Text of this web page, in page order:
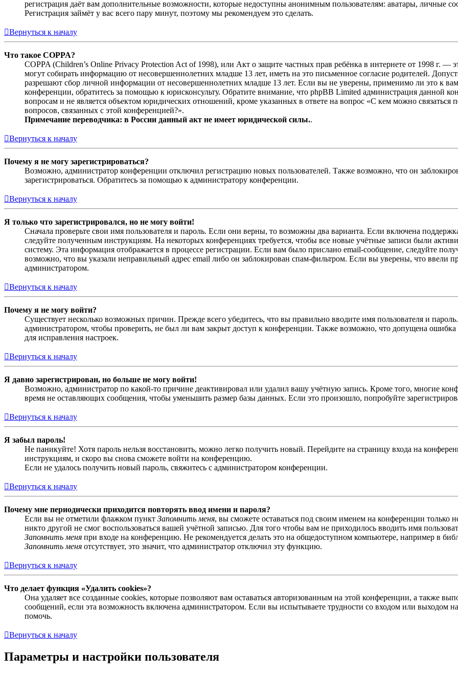
регистрация даёт вам дополнительные возможности, которые недоступны анонимным пользователям: аватары, личные
Регистрация займёт у вас всего пару минут, поэтому мы рекомендуем это сделать.
Вернуться к началу
Что такое COPPA?
COPPA (Children’s Online Privacy Protection Act of 1998), или Акт о защите частных прав ребёнка в интернете от 1998 г.
могут собирать информацию от несовершеннолетних младше 13 лет, иметь на это письменное согласие родителей.
разрешают сбор личной информации от несовершеннолетних младше 13 лет. Если вы не уверены, применимо ли это к
конференции, обратитесь за помощью к юрисконсульту. Обратите внимание, что phpBB Limited администрация данной
вопросам и не является объектом юридических отношений, кроме указанных в ответе на вопрос «С кем можно связаться
вопросов, связанных с этой конференцией?».
Примечание переводчика: в России данный акт не имеет юридической силы..
Вернуться к началу
Почему я не могу зарегистрироваться?
Возможно, администратор конференции отключил регистрацию новых пользователей. Также возможно, что он
зарегистрироваться. Обратитесь за помощью к администратору конференции.
Вернуться к началу
Я только что зарегистрировался, но не могу войти!
Сначала проверьте свои имя пользователя и пароль. Если они верны, то возможны два варианта. Если включена
следуйте полученным инструкциям. На некоторых конференциях требуется, чтобы все новые учётные записи были
систему. Эта информация отображается в процессе регистрации. Если вам было прислано email-сообщение, следуйте
возможно, что вы указали неправильный адрес email либо он заблокирован спам-фильтром. Если вы уверены, что ввели
администратором.
Вернуться к началу
Почему я не могу войти?
Существует несколько возможных причин. Прежде всего убедитесь, что вы правильно вводите имя пользователя и
администратором, чтобы проверить, не был ли вам закрыт доступ к конференции. Также возможно, что допущена
для исправления настроек.
Вернуться к началу
Я давно зарегистрирован, но больше не могу войти!
Возможно, администратор по какой-то причине деактивировал или удалил вашу учётную запись. Кроме того, многие
время не оставляющих сообщения, чтобы уменьшить размер базы данных. Если это произошло, попробуйте
Вернуться к началу
Я забыл пароль!
Не паникуйте! Хотя пароль нельзя восстановить, можно легко получить новый. Перейдите на страницу входа на
инструкциям, и скоро вы снова сможете войти на конференцию.
Если не удалось получить новый пароль, свяжитесь с администратором конференции.
Вернуться к началу
Почему мне периодически приходится повторять ввод имени и пароля?
Если вы не отметили флажком пункт Запомнить меня, вы сможете оставаться под своим именем на конференции только
никто другой не смог воспользоваться вашей учётной записью. Для того чтобы вам не приходилось вводить имя
Запомнить меня при входе на конференцию. Не рекомендуется делать это на общедоступном компьютере, например в
Запомнить меня отсутствует, это значит, что администратор отключил эту функцию.
Вернуться к началу
Что делает функция «Удалить cookies»?
Она удаляет все созданные cookies, которые позволяют вам оставаться авторизованным на этой конференции, а также
сообщений, если эта возможность включена администратором. Если вы испытываете трудности со входом или выходом
помочь.
Вернуться к началу
Параметры и настройки пользователя